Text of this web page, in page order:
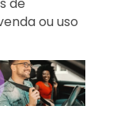
ou uso